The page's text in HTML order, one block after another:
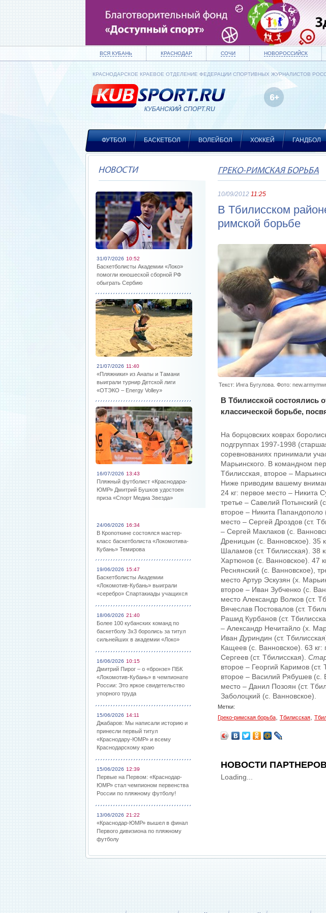
ВСЯ КУБАНЬ КРАСНОДАР СОЧИ НОВОРОССИЙСК
КРАСНОДАРСКОЕ КРАЕВОЕ ОТДЕЛЕНИЕ ФЕДЕРАЦИИ СПОРТИВНЫХ ЖУРНАЛИСТОВ
ФУТБОЛ БАСКЕТБОЛ ВОЛЕЙБОЛ ХОККЕЙ ГАНДБОЛ
НОВОСТИ
31/07/2026 10:52
Баскетболисты Академии «Локо»
помогли юношеской сборной РФ
обыграть Сербию
21/07/2026 11:40
«Пляжники» из Анапы и Тамани
выиграли турнир Детской лиги
«ОТЭКО – Energy Volley»
16/07/2026 13:43
Пляжный футболист «Краснодара-
ЮМР» Дмитрий Бушков удостоен
приза «Спорт Медиа Звезда»
24/06/2026 16:34
В Кропоткине состоялся мастер-
класс баскетболиста «Локомотива-
Кубань» Темирова
19/06/2026 15:47
Баскетболисты Академии
«Локомотив-Кубань» выиграли
«серебро» Спартакиады учащихся
18/06/2026 21:40
Более 100 кубанских команд по
баскетболу 3х3 боролись за титул
сильнейших в академии «Локо»
16/06/2026 10:15
Дмитрий Пирог – о «бронзе» ПБК
«Локомотив-Кубань» в чемпионате
России: Это яркое свидетельство
упорного труда
15/06/2026 14:11
Джабаров: Мы написали историю и
принесли первый титул
«Краснодару-ЮМР» и всему
Краснодарскому краю
15/06/2026 12:39
Первые на Первом: «Краснодар-
ЮМР» стал чемпионом первенства
России по пляжному футболу!
13/06/2026 21:22
«Краснодар-ЮМР» вышел в финал
Первого дивизиона по пляжному
футболу
ГРЕКО-РИМСКАЯ БОРЬБА
10/09/2012 11:25
В Тбилисском
римской борьбе
Текст: Инга Бугулова. Фото:
В Тбилисской состоялись
классической борьбе,
На борцовских коврах
подгруппах 1997-1998
соревнованиях принимали
Марьинского. В командном
Тбилисская, второе –
Ниже приводим вашему
24 кг: первое место – Никита
третье – Савелий Потынский
второе – Никита Папандополо
место – Сергей Дроздов (ст.
– Сергей Маклаков (с.
Дреницын (с. Ванновское). 35
Шаламов (ст. Тбилисская). 38
Хартюнов (с. Ванновское). 47
Реснянский (с. Ванновское),
место Артур Эскузян (х.
второе – Иван Зубченко (с.
место Александр Волков (ст.
Вячеслав Постовалов (ст.
Рашид Курбанов (ст.
– Александр Нечитайло (х.
Иван Дуриндин (ст.
Кащеев (с. Ванновское). 63
Сергеев (ст. Тбилисская).
второе – Георгий Каримов
второе – Василий Рябушев (с.
место – Данил Позоян (ст.
Заболоцкий (с. Ванновское).
Метки:
Греко-римская борьба
Тбилисская
НОВОСТИ
Loading...